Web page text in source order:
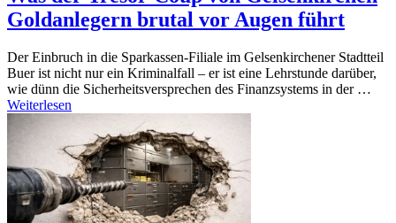
Goldanlegern brutal vor Augen führt
Der Einbruch in die Sparkassen-Filiale im Gelsenkirchener Stadtteil
Buer ist nicht nur ein Kriminalfall – er ist eine Lehrstunde darüber,
wie dünn die Sicherheitsversprechen des Finanzsystems in der …
Weiterlesen